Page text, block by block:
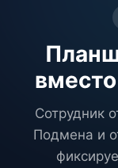
Сотрудник
Подмена и